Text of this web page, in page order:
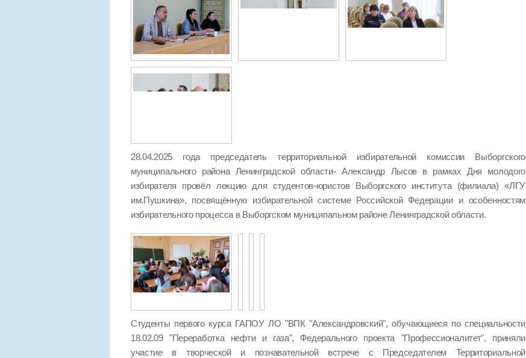
28.04.2025 года председатель территориальной избирательной комиссии Выборгского
муниципального района Ленинградской области- Александр Лысов в рамках Дня молодого
избирателя провёл лекцию для студентов-юристов Выборгского института (филиала) «ЛГУ
им.Пушкина», посвящённую избирательной системе Российской Федерации и особенностям
избирательного процесса в Выборгском муниципальном районе Ленинградской области.
Студенты первого курса ГАПОУ ЛО "ВПК "Александровский", обучающиеся по специальности
18.02.09 "Переработка нефти и газа", Федерального проекта "Профессионалитет", приняли
участие в творческой и познавательной встрече с Председателем Территориальной